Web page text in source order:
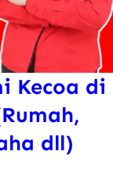
Kecoa di
dll)